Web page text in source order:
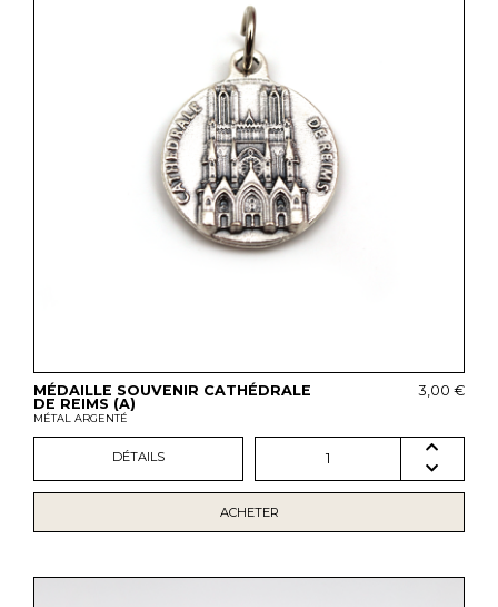
MÉDAILLE SOUVENIR CATHÉDRALE
DE REIMS (A)
MÉTAL ARGENTÉ
3,00 €
DÉTAILS 1
ACHETER